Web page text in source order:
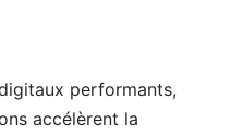
performants,
accélèrent la